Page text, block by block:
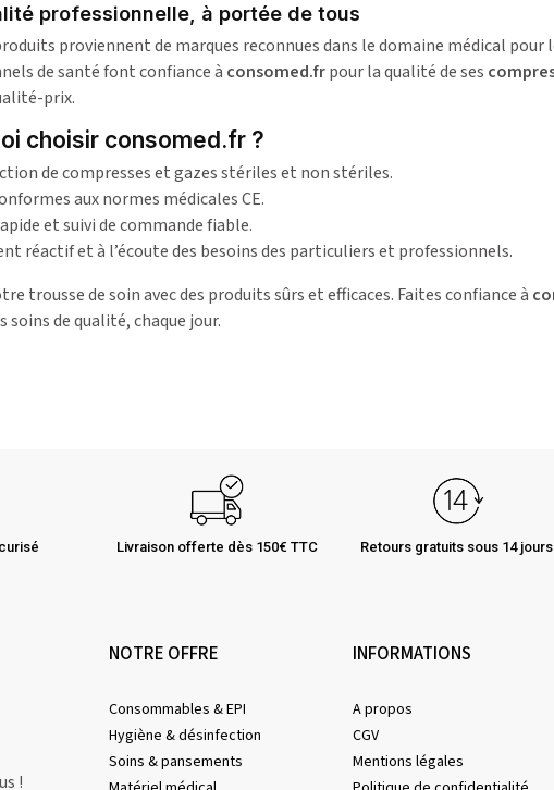
professionnelle, à portée de tous
proviennent de marques reconnues dans le domaine médical pour
de santé font confiance à consomed.frpour la qualité de ses
prix.
choisir consomed.fr ?
de compresses et gazes stériles et non stériles.
aux normes médicales CE.
et suivi de commande fiable.
réactif et à l’écoute des besoins des particuliers et professionnels.
trousse de soin avec des produits sûrs et efficaces. Faites confiance à
soins de qualité, chaque jour.
Livraison offerte dès 150€ TTC Retours gratuits sous 14 jours
!
NOTRE OFFRE
Consommables & EPI
Hygiène & désinfection
Soins & pansements
INFORMATIONS
A propos
CGV
Mentions légales